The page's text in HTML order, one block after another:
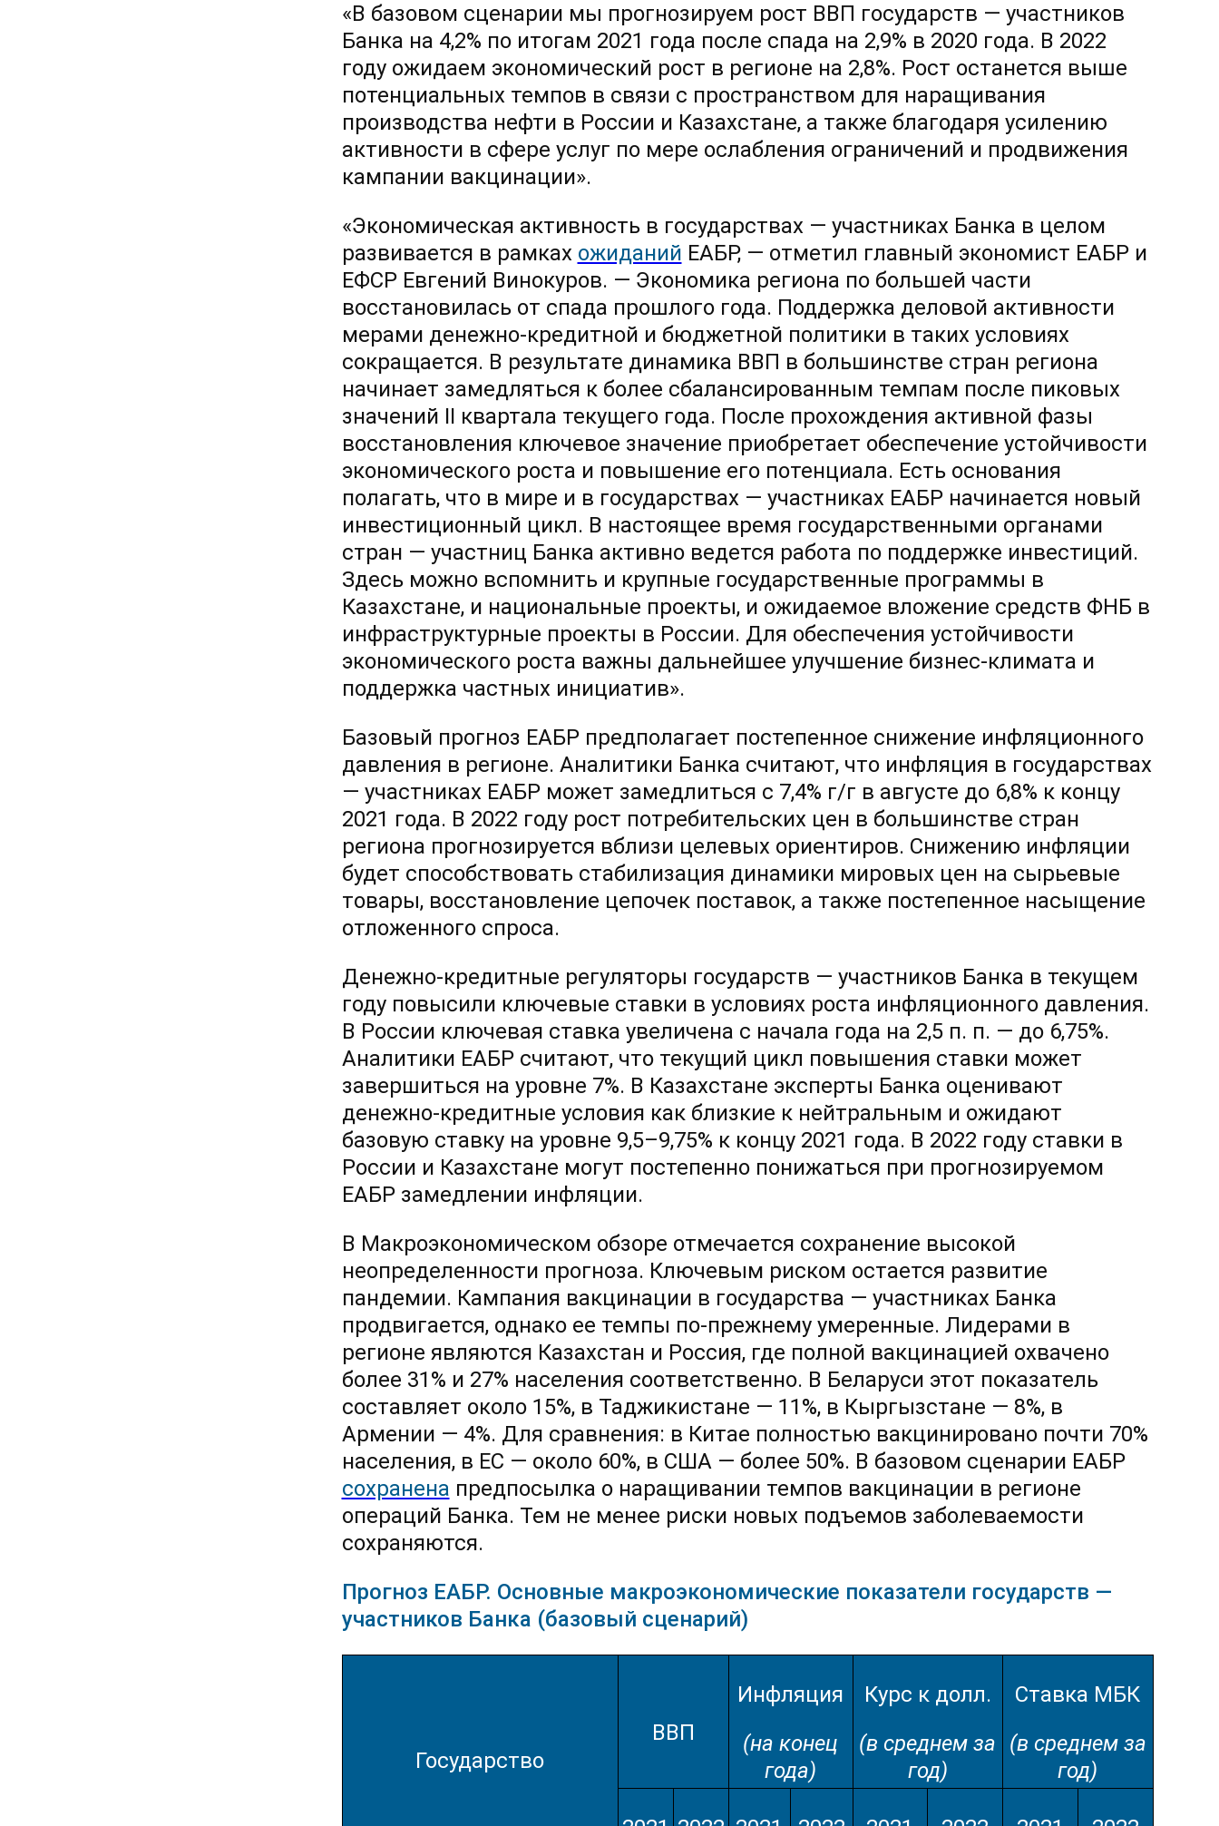
«В базовом сценарии мы прогнозируем рост ВВП государств — участников
Банка на 4,2% по итогам 2021 года после спада на 2,9% в 2020 года. В 2022
году ожидаем экономический рост в регионе на 2,8%. Рост останется выше
потенциальных темпов в связи с пространством для наращивания
производства нефти в России и Казахстане, а также благодаря усилению
активности в сфере услуг по мере ослабления ограничений и продвижения
кампании вакцинации».
«Экономическая активность в государствах — участниках Банка в целом
развивается в рамках ожиданий ЕАБР, — отметил главный экономист ЕАБР и
ЕФСР Евгений Винокуров. — Экономика региона по большей части
восстановилась от спада прошлого года. Поддержка деловой активности
мерами денежно-кредитной и бюджетной политики в таких условиях
сокращается. В результате динамика ВВП в большинстве стран региона
начинает замедляться к более сбалансированным темпам после пиковых
значений II квартала текущего года. После прохождения активной фазы
восстановления ключевое значение приобретает обеспечение устойчивости
экономического роста и повышение его потенциала. Есть основания
полагать, что в мире и в государствах — участниках ЕАБР начинается новый
инвестиционный цикл. В настоящее время государственными органами
стран — участниц Банка активно ведется работа по поддержке инвестиций.
Здесь можно вспомнить и крупные государственные программы в
Казахстане, и национальные проекты, и ожидаемое вложение средств ФНБ в
инфраструктурные проекты в России. Для обеспечения устойчивости
экономического роста важны дальнейшее улучшение бизнес-климата и
поддержка частных инициатив».
Базовый прогноз ЕАБР предполагает постепенное снижение инфляционного
давления в регионе. Аналитики Банка считают, что инфляция в государствах
— участниках ЕАБР может замедлиться с 7,4% г/г в августе до 6,8% к концу
2021 года. В 2022 году рост потребительских цен в большинстве стран
региона прогнозируется вблизи целевых ориентиров. Снижению инфляции
будет способствовать стабилизация динамики мировых цен на сырьевые
товары, восстановление цепочек поставок, а также постепенное насыщение
отложенного спроса.
Денежно-кредитные регуляторы государств — участников Банка в текущем
году повысили ключевые ставки в условиях роста инфляционного давления.
В России ключевая ставка увеличена с начала года на 2,5 п. п. — до 6,75%.
Аналитики ЕАБР считают, что текущий цикл повышения ставки может
завершиться на уровне 7%. В Казахстане эксперты Банка оценивают
денежно-кредитные условия как близкие к нейтральным и ожидают
базовую ставку на уровне 9,5–9,75% к концу 2021 года. В 2022 году ставки в
России и Казахстане могут постепенно понижаться при прогнозируемом
ЕАБР замедлении инфляции.
В Макроэкономическом обзоре отмечается сохранение высокой
неопределенности прогноза. Ключевым риском остается развитие
пандемии. Кампания вакцинации в государства — участниках Банка
продвигается, однако ее темпы по-прежнему умеренные. Лидерами в
регионе являются Казахстан и Россия, где полной вакцинацией охвачено
более 31% и 27% населения соответственно. В Беларуси этот показатель
составляет около 15%, в Таджикистане — 11%, в Кыргызстане — 8%, в
Армении — 4%. Для сравнения: в Китае полностью вакцинировано почти 70%
населения, в ЕС — около 60%, в США — более 50%. В базовом сценарии ЕАБР
сохранена предпосылка о наращивании темпов вакцинации в регионе
операций Банка. Тем не менее риски новых подъемов заболеваемости
сохраняются.
Прогноз ЕАБР. Основные макроэкономические показатели государств —
участников Банка (базовый сценарий)
Государство
ВВП
Инфляция
(на конец
года)
Курс к долл.
(в среднем за
год)
Ставка МБК
(в среднем за
год)